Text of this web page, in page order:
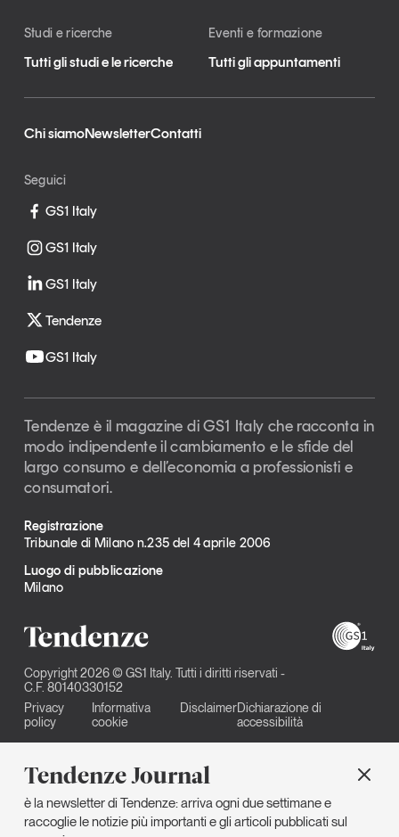
Tendenze Journal
è la newsletter di Tendenze: arriva ogni due settimane e
raccoglie le notizie più importanti e gli articoli pubblicati sul
Studi e ricerche
Tutti gli studi e le ricerche
Eventi e formazione
Tutti gli appuntamenti
Chi siamoNewsletterContatti
Seguici
GS1 Italy
GS1 Italy
GS1 Italy
Tendenze
GS1 Italy
Tendenze è il magazine di GS1 Italy che racconta in
modo indipendente il cambiamento e le sfide del
largo consumo e dell’economia a professionisti e
consumatori.
Registrazione
Tribunale di Milano n.235 del 4 aprile 2006
Luogo di pubblicazione
Milano
Copyright 2026 © GS1 Italy. Tutti i diritti riservati -
C.F. 80140330152
Privacy
policy
Informativa
cookie
DisclaimerDichiarazione di
accessibilità